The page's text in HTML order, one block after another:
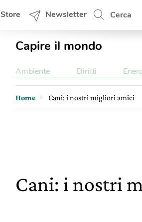
Store Newsletter Cerca
Capire il mondo
Ambiente Diritti
Home Cani: i nostri migliori amici
Cani: i nostri